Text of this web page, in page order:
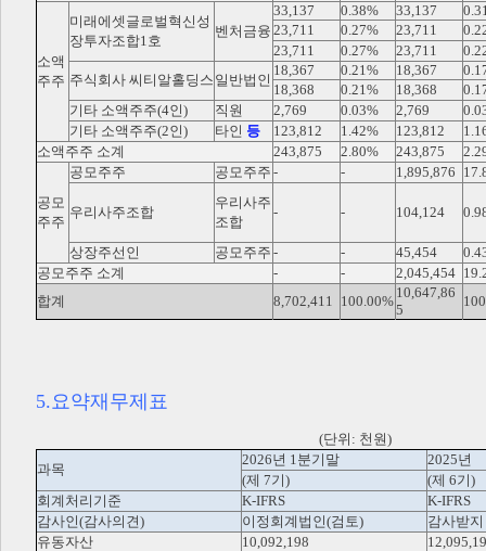
소액
주주
미래에셋글로벌혁신성
장투자조합1호
벤처금융
33,137 0.38% 33,137
23,711
0.27% 23,711
23,711
0.27% 23,711
주식회사 씨티알홀딩스 일반법인
18,367 0.21% 18,367
18,368
0.21% 18,368
기타 소액주주(4인)
직원 2,769 0.03% 2,769
기타 소액주주(2인)
타인 등 123,812 1.42% 123,812
소액주주 소계
243,875 2.80% 243,875
공모
주주
공모주주 공모주주 - - 1,895,876
우리사주조합
우리사주
조합
- - 104,124
상장주선인 공모주주 - - 45,454
공모주주 소계
- - 2,045,454
합계
8,702,411 100.00%
10,647,86
5
5.요약재무제표
(단위: 천원)
과목
2026년 1분기말
2025년
(제 7기)
(제 6기)
회계처리기준
K-IFRS
K-IFRS
감사인(감사의견)
이정회계법인(검토)
감사받
유동자산
10,092,198